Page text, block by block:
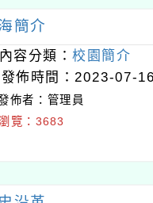
簡介
內容分類：校園簡介
發佈時間：2023-07-
佈者：管理員
覽：3683